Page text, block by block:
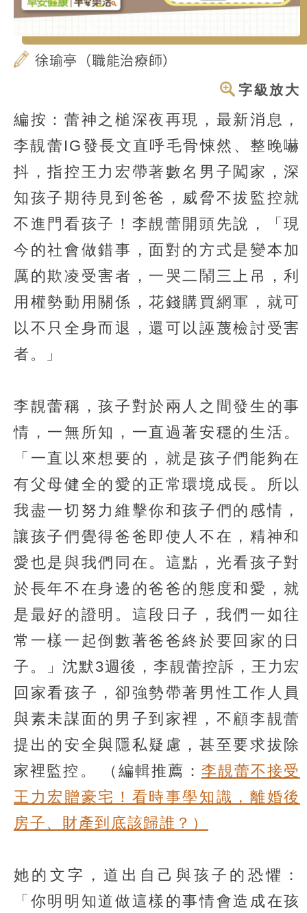
徐瑜亭（職能治療師）
字級放大
編按：蕾神之槌深夜再現，最新消息，
李靚蕾IG發長文直呼毛骨悚然、整晚嚇
抖，指控王力宏帶著數名男子闖家，深
知孩子期待見到爸爸，威脅不拔監控就
不進門看孩子！李靚蕾開頭先說，「現
今的社會做錯事，面對的方式是變本加
厲的欺凌受害者，一哭二鬧三上吊，利
用權勢動用關係，花錢購買網軍，就可
以不只全身而退，還可以誣蔑檢討受害
者。」
李靚蕾稱，孩子對於兩人之間發生的事
情，一無所知，一直過著安穩的生活。
「一直以來想要的，就是孩子們能夠在
有父母健全的愛的正常環境成長。所以
我盡一切努力維擊你和孩子們的感情，
讓孩子們覺得爸爸即使人不在，精神和
愛也是與我們同在。這點，光看孩子對
於長年不在身邊的爸爸的態度和愛，就
是最好的證明。這段日子，我們一如往
常一樣一起倒數著爸爸終於要回家的日
子。」沈默3週後，李靚蕾控訴，王力宏
回家看孩子，卻強勢帶著男性工作人員
與素未謀面的男子到家裡，不顧李靚蕾
提出的安全與隱私疑慮，甚至要求拔除
家裡監控。
（編輯推薦： 李靚蕾不接受
王力宏贈豪宅！看時事學知識，離婚後
房子、財產到底該歸誰？）
她的文字，道出自己與孩子的恐懼：
「你明明知道做這樣的事情會造成在孩